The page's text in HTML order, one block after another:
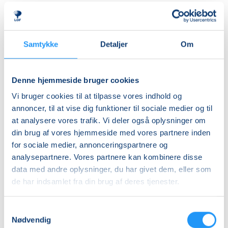
Samtykke Detaljer Om
Denne hjemmeside bruger cookies
Vi bruger cookies til at tilpasse vores indhold og
annoncer, til at vise dig funktioner til sociale medier og til
at analysere vores trafik. Vi deler også oplysninger om
din brug af vores hjemmeside med vores partnere inden
for sociale medier, annonceringspartnere og
analysepartnere. Vores partnere kan kombinere disse
data med andre oplysninger, du har givet dem, eller som
de har indsamlet fra din brug af deres tjenester.
Nødvendig
ALDERSINDDELINGEN ER VEJLEDENDE
Børn er forskellige og udvikler sig i forskellige tempi,
virker utryg ved vand, er det en god idé at tænke lidt
motorisk langt fremme, frisk på nye udfordringer og
måske endda allerede vandtilvænnet, kan det være
en god idé at tænke lidt opad i fht. aldersrammen.
Holdene er små, så der er god mulighed for at tage
individuelle hensyn undervejs.
BEMÆRK
Tilmeldingen gælder en voksen med et barn og det er
kun den voksne, der skal tilmeldes.
Ledig-KBH
Ledig-FRB
DKK 923,00
DKK 907,00
Studerende-FRB
DKK 923,00
Unge (18-25 år)-KBH
DKK 907,00
Info
903280